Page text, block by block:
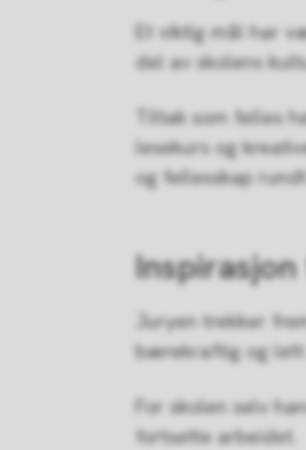
Et viktig mål har
del av skolens
Tiltak som felles
lesekurs og
og fellesskap
Juryen trekker
bærekraftig og lett
For skolen selv
fortsette arbeidet.